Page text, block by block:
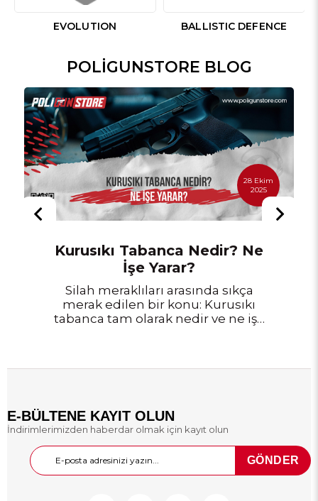
EVOLUTION BALLISTIC DEFENCE
POLIGUNSTORE BLOG
28 Ekim
2025
Kurusıkı Tabanca Nedir? Ne
İşe Yarar?
Silah meraklıları arasında sıkça
merak edilen bir konu: Kurusıkı
tabanca tam olarak nedir ve ne işe
kolay erişilebilir olması ve güvenli
yapısı ile öne çıkar. Bu yazımızda
kurusıkı tabancanın ne olduğunu,
nasıl çalıştığını, hangi alanlarda
kullanıldığını ve yasal durumunu
E-BÜLTENE KAYIT OLUN
İndirimlerimizden haberdar olmak için kayıt olun
GÖNDER